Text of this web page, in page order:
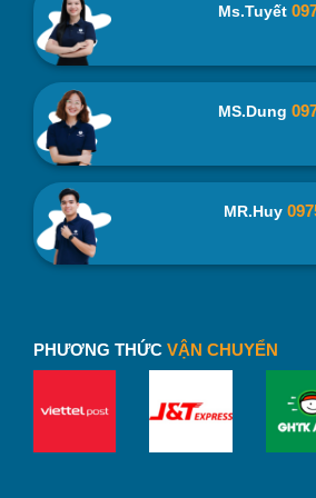
Nắp đậy có gioăng Silicon kín khít,
Sản phẩm phích nước Rạng Đông
Ms.Tuyết
MS.Dung
MR.Huy
PHƯƠNG THỨC VẬN CHUYỂN